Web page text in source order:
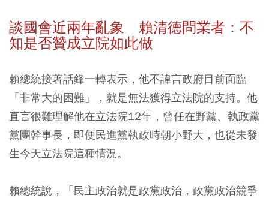
談國會近兩年亂象 賴清德問業者：不
知是否贊成立院如此做
賴總統接著話鋒一轉表示，他不諱言政府目前面臨
「非常大的困難」，就是無法獲得立法院的支持。他
直言很難理解他在立法院12年，曾任在野黨、執政黨
黨團幹事長，即便民進黨執政時朝小野大，也從未發
生今天立法院這種情況。
賴總統說，「民主政治就是政黨政治，政黨政治競爭